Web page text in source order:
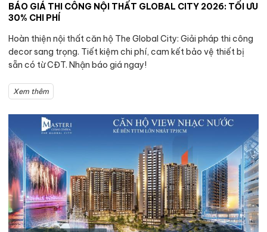
BÁO GIÁ THI CÔNG NỘI THẤT GLOBAL CITY 2026: TỐI ƯU
30% CHI PHÍ
Hoàn thiện nội thất căn hộ The Global City: Giải pháp thi công
decor sang trọng. Tiết kiệm chi phí, cam kết bảo vệ thiết bị
sẵn có từ CĐT. Nhận báo giá ngay!
Xem thêm